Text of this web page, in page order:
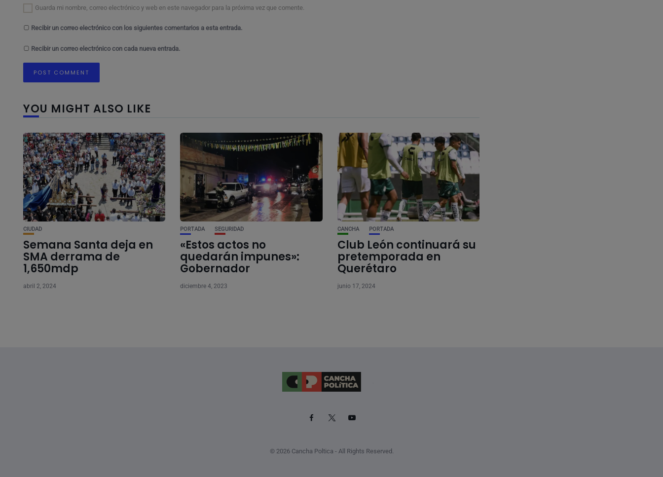
Guarda mi nombre, correo electrónico y web en este navegador para la próxima vez que comente.
Recibir un correo electrónico con los siguientes comentarios a esta entrada.
Recibir un correo electrónico con cada nueva entrada.
YOU MIGHT ALSO LIKE
CIUDAD
Semana Santa deja en
SMA derrama de
1,650mdp
abril 2, 2024
PORTADA SEGURIDAD
«Estos actos no
quedarán impunes»:
Gobernador
diciembre 4, 2023
CANCHA PORTADA
Club León continuará su
pretemporada en
Querétaro
junio 17, 2024
© 2026 Cancha Poltica - All Rights Reserved.